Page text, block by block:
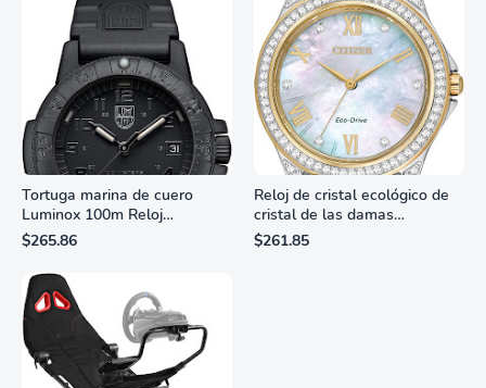
Tortuga marina de cuero
Luminox 100m Reloj
analógico de cuarzo
resistente al agua
$265.86
Reloj de cristal ecológico de
cristal de las damas
ciudadanas, 3 manos,
marcadores de números
$261.85